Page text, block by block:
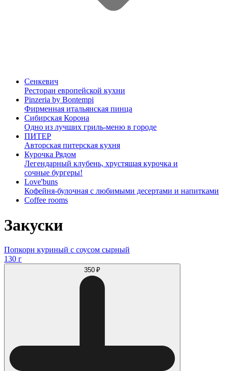
Сенкевич
Ресторан европейской кухни
Pinzeria by Bontempi
Фирменная итальянская пинца
Сибирская Корона
Одно из лучших гриль-меню в городе
ПИТЕР
Авторская питерская кухня
Курочка Рядом
Легендарный клубень, хрустящая курочка и
сочные бургеры!
Love'buns
Кофейня-булочная с любимыми десертами и напитками
Coffee rooms
Закуски
Попкорн куриный с соусом сырный
130 г
350 ₽